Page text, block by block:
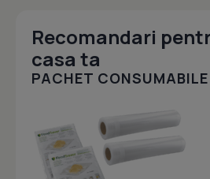
Recomandari
casa ta
PACHET